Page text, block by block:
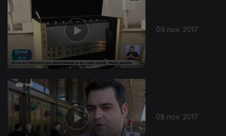
09 nov. 2017
08 nov. 2017